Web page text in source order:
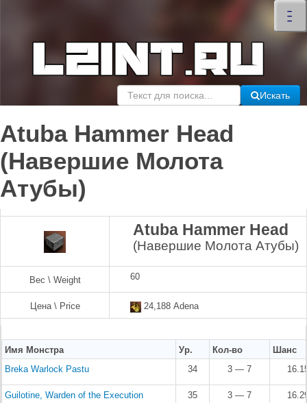
–
–
–
×
Искать
Atuba Hammer Head
(Навершие Молота
Атубы)
Atuba Hammer Head
(Навершие Молота Атубы)
Вес \ Weight 60
Цена \ Price 24,188 Adena
Имя Монстра Ур. Кол-во
Шанс
Breka Warlock Pastu
34 3 — 7
Guilotine, Warden of the Execution
35 3 — 7